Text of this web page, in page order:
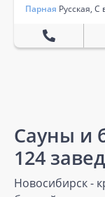
Парная Русская, С
Сауны и
124
Новосибирск -